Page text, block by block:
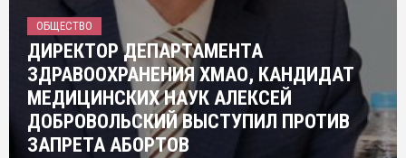
ОБЩЕСТВО
ДИРЕКТОР ДЕПАРТАМЕНТА
ЗДРАВООХРАНЕНИЯ ХМАО, КАНДИДАТ
МЕДИЦИНСКИХ НАУК АЛЕКСЕЙ
ДОБРОВОЛЬСКИЙ ВЫСТУПИЛ ПРОТИВ
ЗАПРЕТА АБОРТОВ